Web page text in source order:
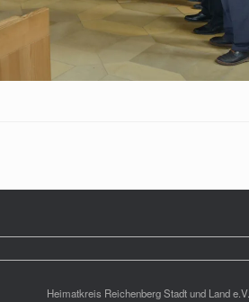
Heimatkreis Reichenberg Stadt und Land e.V.